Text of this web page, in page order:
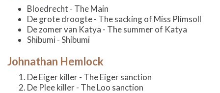
Bloedrecht - The Main
De grote droogte - The sacking of Miss Plimsoll
De zomer van Katya - The summer of Katya
Shibumi - Shibumi
Johnathan Hemlock
De Eiger killer - The Eiger sanction
De Plee killer - The Loo sanction